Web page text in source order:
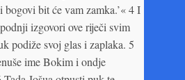
bit će vam zamka.’« 4 I
izgovori ove riječi svim
podiže svoj glas i zaplaka. 5
ime Bokim i ondje